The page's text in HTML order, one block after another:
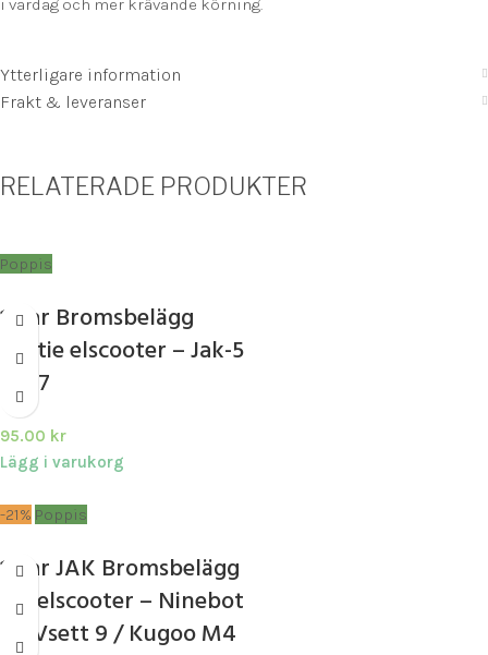
i vardag och mer krävande körning.
Ytterligare information
Frakt & leveranser
RELATERADE PRODUKTER
Poppis
1 par Bromsbelägg
Laotie elscooter – Jak-5
B777
95.00 kr
Lägg i varukorg
-21% Poppis
1 par JAK Bromsbelägg
för elscooter – Ninebot
F / Vsett 9 / Kugoo M4